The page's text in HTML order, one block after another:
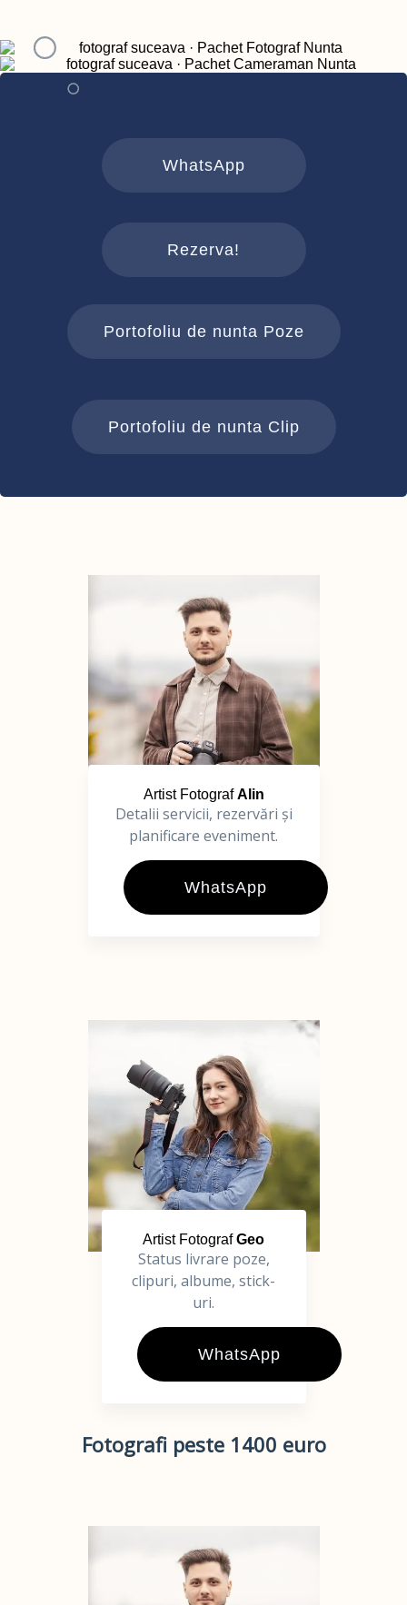
WhatsApp
Rezerva!
Portofoliu de nunta Poze
Portofoliu de nunta Clip
Artist FotografAlin
Detalii servicii, rezervări și
planificare eveniment.
WhatsApp
Artist FotografGeo
Status livrare poze,
clipuri, albume, stick-
uri.
WhatsApp
Fotografi peste 1400 euro